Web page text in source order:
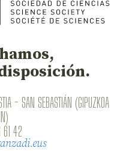
- SAN SEBASTIÁN (GIPUZKOA
42